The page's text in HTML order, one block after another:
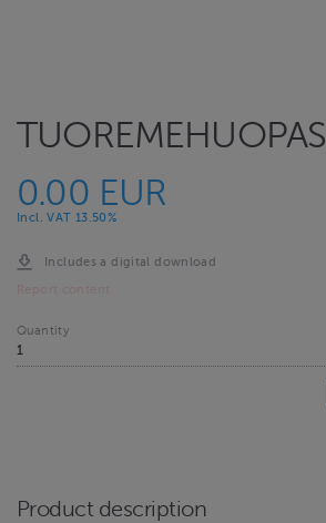
TUOREMEHUOPAS
0.00 EUR
Incl. VAT 13.50%
Includes a digital download
Quantity
Product description